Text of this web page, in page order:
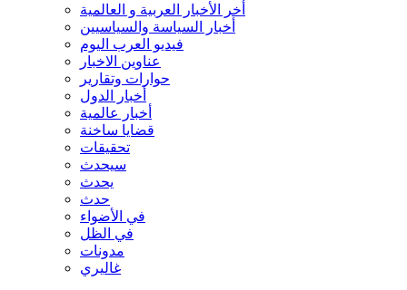
أخر الأخبار العربية و العالمية
أخبار السياسة والسياسيين
فيديو العرب اليوم
عناوين الاخبار
حوارات وتقارير
أخبار الدول
أخبار عالمية
قضايا ساخنة
تحقيقات
سيحدث
يحدث
حدث
في الأضواء
في الظل
مدونات
غاليري